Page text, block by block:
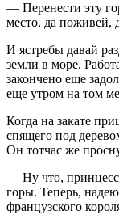
— Перенести эту
место, да поживей,
И ястребы давай
земли в море.
закончено еще
еще утром на том
Когда на закате
спящего под
Он тотчас же
— Ну что,
горы. Теперь,
французского